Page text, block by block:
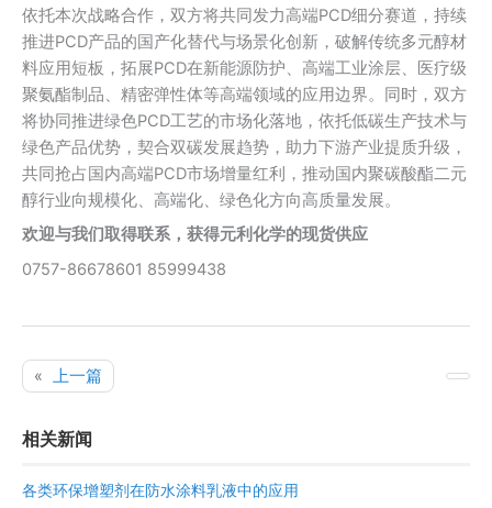
依托本次战略合作，双方将共同发力高端PCD细分赛道，持续
推进PCD产品的国产化替代与场景化创新，破解传统多元醇材
料应用短板，拓展PCD在新能源防护、高端工业涂层、医疗级
聚氨酯制品、精密弹性体等高端领域的应用边界。同时，双方
将协同推进绿色PCD工艺的市场化落地，依托低碳生产技术与
绿色产品优势，契合双碳发展趋势，助力下游产业提质升级，
共同抢占国内高端PCD市场增量红利，推动国内聚碳酸酯二元
醇行业向规模化、高端化、绿色化方向高质量发展。
欢迎与我们取得联系，获得元利化学的现货供应
0757-86678601 85999438
« 上一篇
相关新闻
各类环保增塑剂在防水涂料乳液中的应用